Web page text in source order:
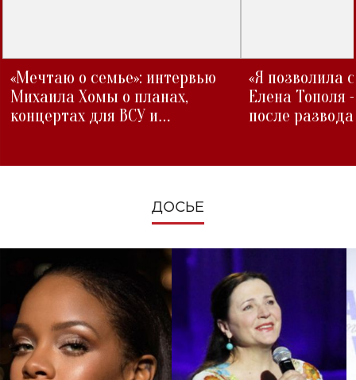
«Мечтаю о семье»: интервью
Михаила Хомы о планах,
концертах для ВСУ и
«Я позволила
Елена Тополя
после развода
ДОСЬЕ